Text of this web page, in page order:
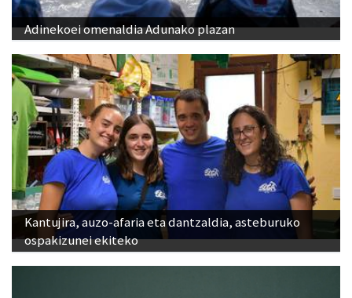
Adinekoei omenaldia Adunako plazan
Kantujira, auzo-afaria eta dantzaldia, asteburuko
ospakizunei ekiteko